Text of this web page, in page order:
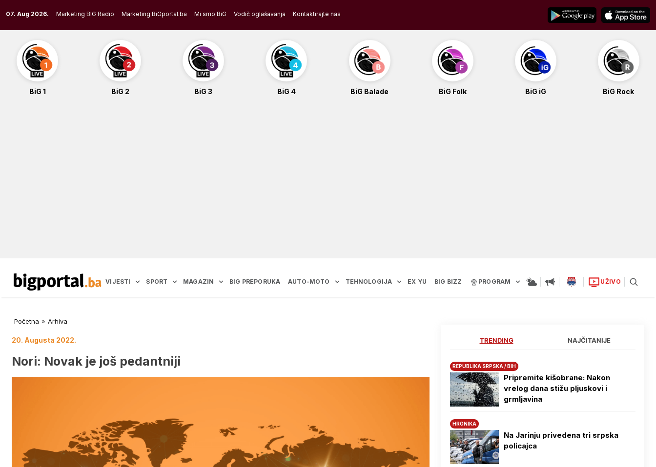
to
content
07. Aug 2026. Marketing BIG Radio Marketing BiGportal.ba Mi smo BiG Vodič oglašavanja Kontaktirajte nas
BiG 1 BiG 2 BiG 3 BiG 4 BiG Balade BiG Folk BiG iG BiG Rock
VIJESTI SPORT MAGAZIN BIG PREPORUKA AUTO-MOTO TEHNOLOGIJA EX YU BIG BIZZ PROGRAM UŽIVO
Početna » Arhiva
20. Augusta 2022.
Nori: Novak je još pedantniji
TRENDING NAJČITANIJE
REPUBLIKA SRPSKA / BIH
Pripremite kišobrane: Nakon
vrelog dana stižu pljuskovi i
grmljavina
HRONIKA
Na Јarinju privedena tri srpska
policajca